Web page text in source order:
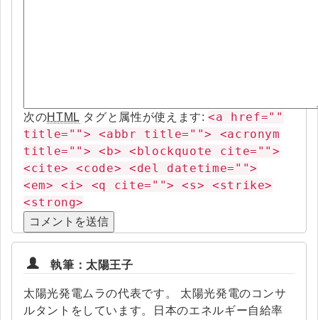
次のHTML タグと属性が使えます:<a href=""
title=""> <abbr title=""> <acronym
title=""> <b> <blockquote cite="">
<cite> <code> <del datetime="">
<em> <i> <q cite=""> <s> <strike>
<strong>
執筆：太陽王子
太陽光発電ムラの代表です。 太陽光発電のコンサ
ルタントをしています。日本のエネルギー自給率